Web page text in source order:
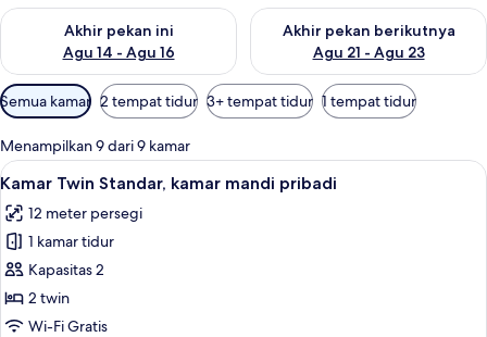
Akhir pekan ini
Agu 14 - Agu 16
Periksa ketersediaan untuk akhir pekan ini Agu 14 - Agu 16
Akhir pekan berikutnya
Agu 21 - Agu 23
Periksa ketersediaan untuk
Filter
tersedia
untuk
kamar
Semua kamar 2 tempat tidur 3+ tempat tidur 1 tempat tidur
Menampilkan 9 dari 9 kamar
Lihat
semua
foto
untuk
Kamar
Twin
Standar,
Kamar Twin Standar, kamar mandi
7
Kamar Twin Standar, kamar mandi pribadi
12 meter persegi
1 kamar tidur
Kapasitas 2
2 twin
Wi-Fi Gratis